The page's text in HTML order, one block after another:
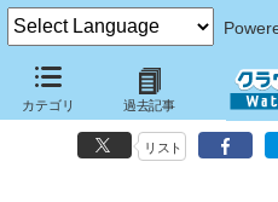
カテゴリ 過去記事
テクマトリックス、自動テストツ
実行時エラー検出機能の追加など大
リスト